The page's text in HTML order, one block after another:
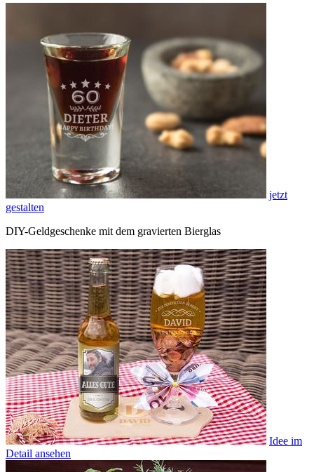
jetzt
gestalten
DIY-Geldgeschenke mit dem gravierten Bierglas
Idee im
Detail ansehen